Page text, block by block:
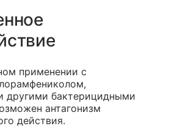
применении с
другими бактерицидными
антагонизм
действия.